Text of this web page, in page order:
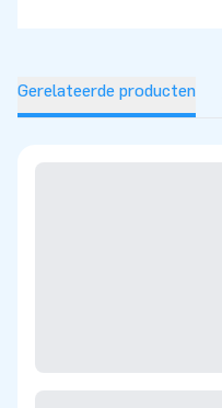
Gerelateerde producten